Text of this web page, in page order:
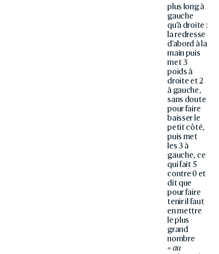
plus long à
gauche
qu’à droite :
la redresse
d’abord à la
main puis
met 3
poids à
droite et 2
à gauche,
sans doute
pour faire
baisser le
petit côté,
puis met
les 3 à
gauche, ce
qui fait 5
contre 0 et
dit que
pour faire
tenir il faut
en mettre
le plus
grand
nombre
« au